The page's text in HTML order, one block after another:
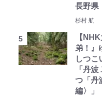
長野県
杉村 航
【
弟！』
しつ
「丹
つ「丹
編〉」